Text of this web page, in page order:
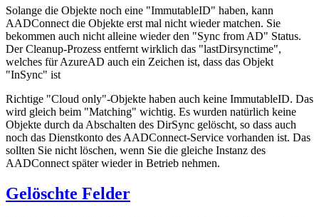
Solange die Objekte noch eine "ImmutableID" haben, kann
AADConnect die Objekte erst mal nicht wieder matchen. Sie
bekommen auch nicht alleine wieder den "Sync from AD" Status.
Der Cleanup-Prozess entfernt wirklich das "lastDirsynctime",
welches für AzureAD auch ein Zeichen ist, dass das Objekt
"InSync" ist
Richtige "Cloud only"-Objekte haben auch keine ImmutableID. Das
wird gleich beim "Matching" wichtig. Es wurden natürlich keine
Objekte durch da Abschalten des DirSync gelöscht, so dass auch
noch das Dienstkonto des AADConnect-Service vorhanden ist. Das
sollten Sie nicht löschen, wenn Sie die gleiche Instanz des
AADConnect später wieder in Betrieb nehmen.
Gelöschte Felder